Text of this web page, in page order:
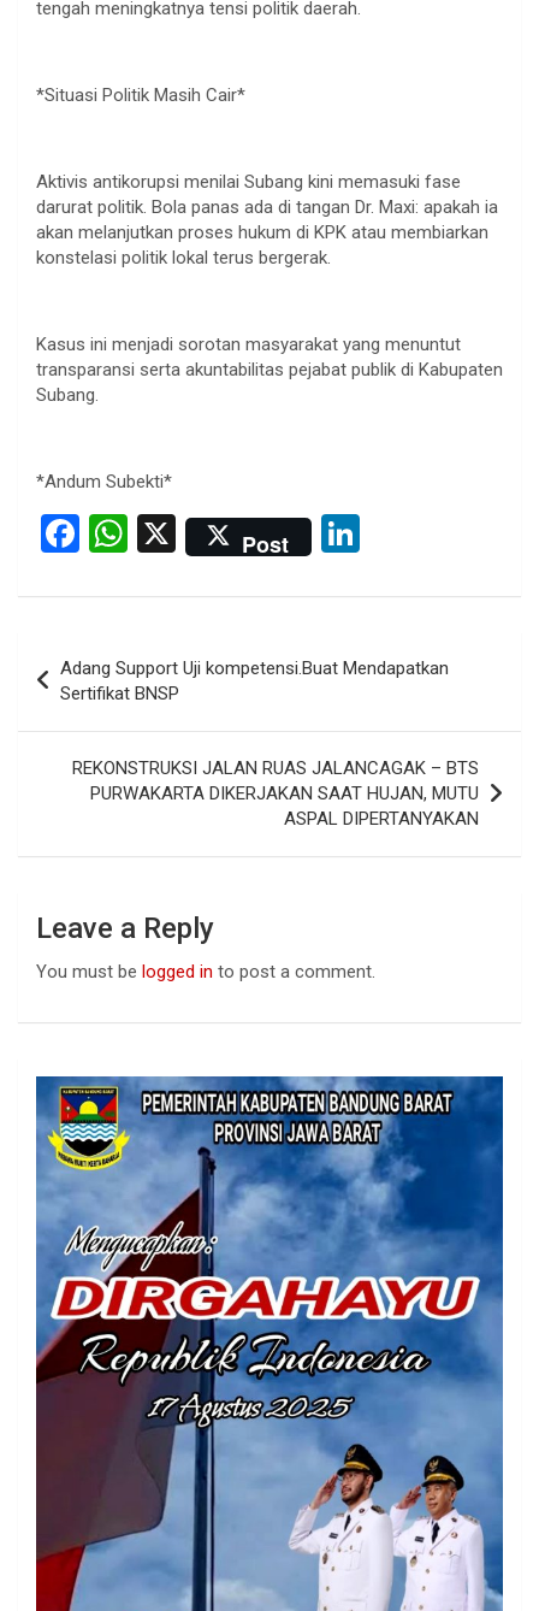
tengah meningkatnya tensi politik daerah.
*Situasi Politik Masih Cair*
Aktivis antikorupsi menilai Subang kini memasuki fase
darurat politik. Bola panas ada di tangan Dr. Maxi: apakah ia
akan melanjutkan proses hukum di KPK atau membiarkan
konstelasi politik lokal terus bergerak.
Kasus ini menjadi sorotan masyarakat yang menuntut
transparansi serta akuntabilitas pejabat publik di Kabupaten
Subang.
*Andum Subekti*
F
ce
b
o
o
k
W
at
A
p
p
X Post
ke
dI
n
navigation
Adang Support Uji kompetensi.Buat Mendapatkan
Sertifikat BNSP
REKONSTRUKSI JALAN RUAS JALANCAGAK – BTS
PURWAKARTA DIKERJAKAN SAAT HUJAN, MUTU
ASPAL DIPERTANYAKAN
Leave a Reply
You must be logged in to post a comment.